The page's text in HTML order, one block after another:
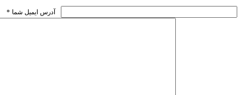
* آدرس ايميل شما